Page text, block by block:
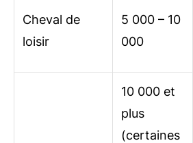
Cheval de
loisir
5 000 – 10
000
10 000 et
plus
(certaines